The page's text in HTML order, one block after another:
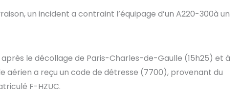
un incident a contraint l’équipage d’un A220-300à un
le décollage de Paris-Charles-de-Gaulle (15h25) et à
aérien a reçu un code de détresse (7700), provenant du
F-HZUC.